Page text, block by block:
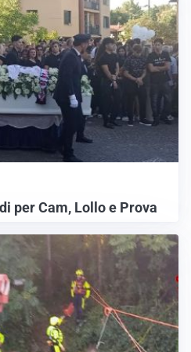
per Cam, Lollo e Prova